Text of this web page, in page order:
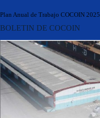
Plan Anual de Trabajo COCOIN 2025
BOLETIN DE COCOIN